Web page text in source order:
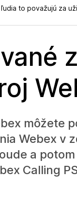
to považujú za
môžete
Webex v
a
Calling